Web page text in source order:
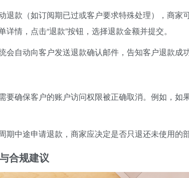
退款（如订阅期已过或客户要求特殊处理），商家
情，点击“退款”按钮，选择退款金额并提交。
会自动向客户发送退款确认邮件，告知客户退款成
要确保客户的账户访问权限被正确取消。例如，如
期中途申请退款，商家应决定是否只退还未使用的
合规建议